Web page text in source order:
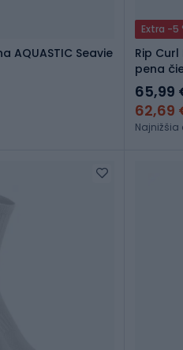
AQUASTIC Seavie
Extra -5
Rip
pena
65,99
62,69
Najnižšia